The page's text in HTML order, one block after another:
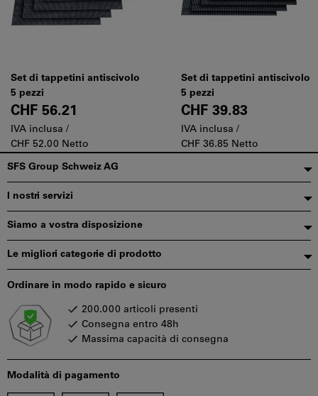
Set di tappetini antiscivolo
5 pezzi
CHF 56.21
IVA inclusa /
CHF 52.00 Netto
Set di tappetini antiscivolo
5 pezzi
CHF 39.83
IVA inclusa /
CHF 36.85 Netto
Piè
di
pagina
SFS Group Schweiz AG
I nostri servizi
Siamo a vostra disposizione
Le migliori categorie di prodotto
Modalità di pagamento
Ordinare in modo rapido e sicuro
200.000 articoli presenti
Consegna entro 48h
Massima capacità di consegna